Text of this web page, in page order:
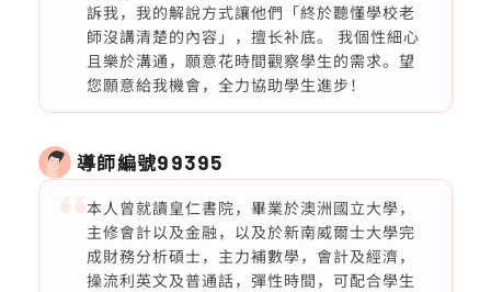
訴我，我的解說方式讓他們「終於聽懂學校老
師沒講清楚的內容」，擅长补底。 我個性細心
且樂於溝通，願意花時間觀察學生的需求。望
您願意給我機會，全力協助學生進步！
導師編號99395
本人曾就讀皇仁書院，畢業於澳洲國立大學，
主修會計以及金融，以及於新南威爾士大學完
成財務分析碩士，主力補數學，會計及經濟，
操流利英文及普通話，彈性時間，可配合學生